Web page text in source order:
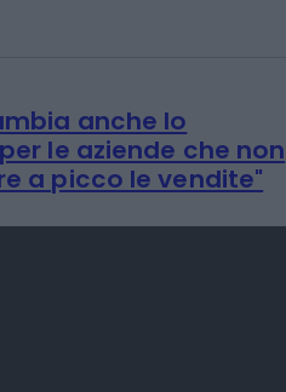
anche lo
le aziende che non
a picco le vendite"